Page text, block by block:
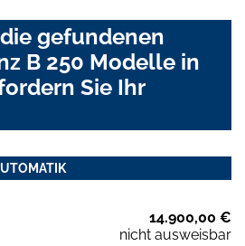
gefundenen
B 250 Modelle in
Sie Ihr
14.900,00 €
nicht ausweisbar